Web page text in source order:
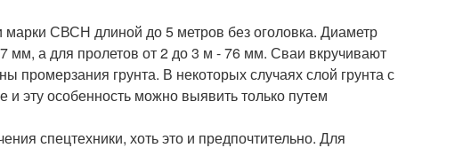
СВСН длиной до 5 метров без оголовка. Диаметр
мм, а для пролетов от 2 до 3 м - 76 мм. Сваи вкручивают
промерзания грунта. В некоторых случаях слой грунта с
эту особенность можно выявить только путем
спецтехники, хоть это и предпочтительно. Для